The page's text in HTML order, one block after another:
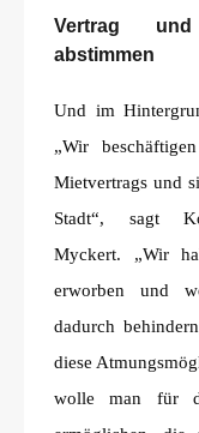
Vertrag und
abstimmen
Und im
„Wir
Mietvertrags und
Stadt“, sagt
Myckert. „Wir
erworben und
dadurch
diese
wolle man für